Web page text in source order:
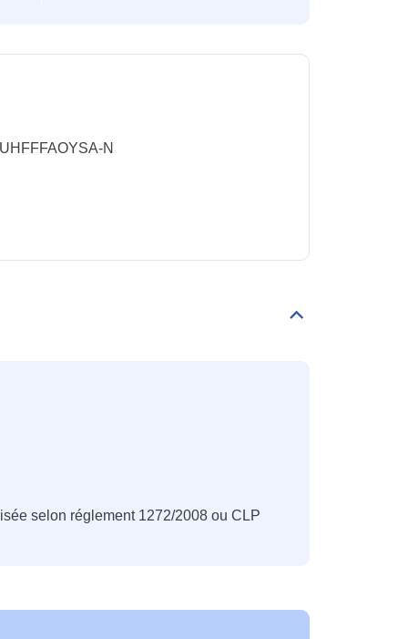
N
Déplier/replier
selon réglement 1272/2008 ou CLP